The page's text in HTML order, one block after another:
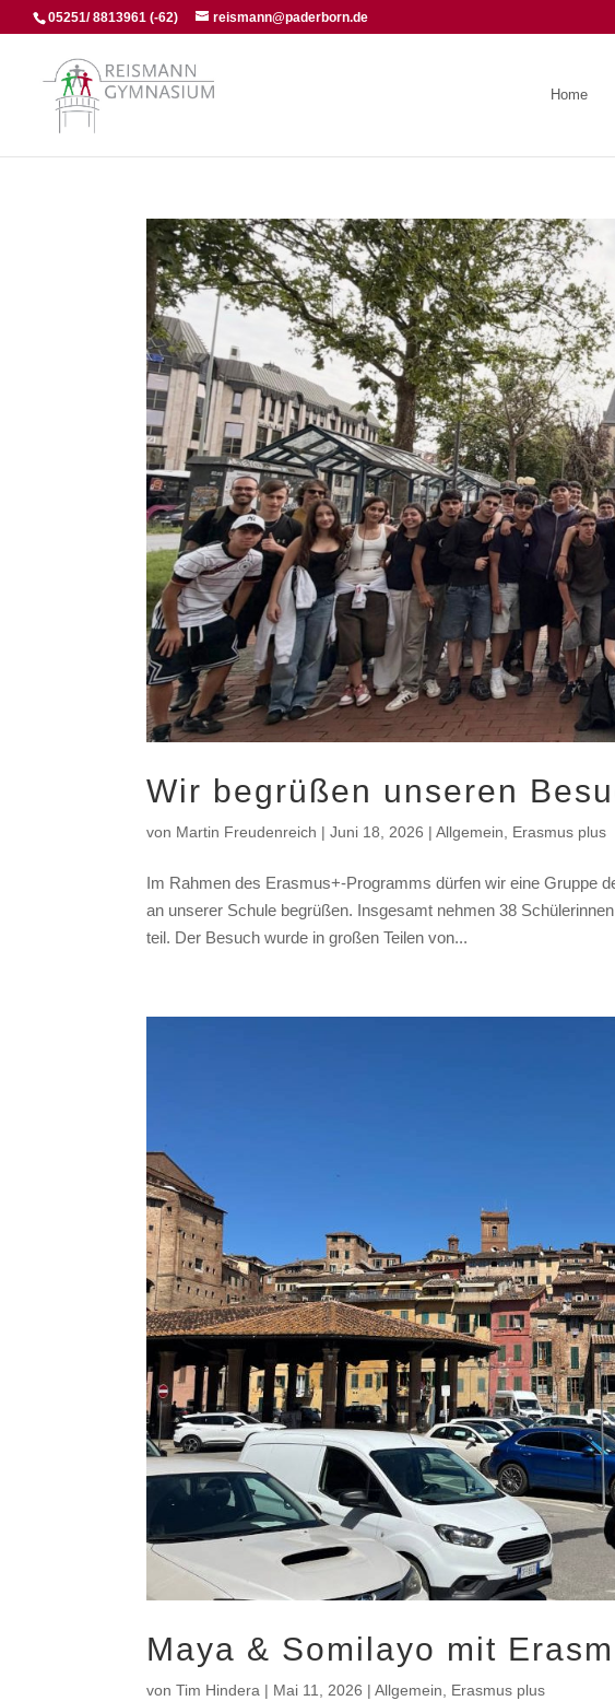
05251/ 8813961 (-62) reismann@paderborn.de
Home
Wir begrüßen unseren
von Martin Freudenreich |Juni 18, 2026 |Allgemein Erasmus plus
Im Rahmen des Erasmus+-Programms dürfen wir eine Gruppe
an unserer Schule begrüßen. Insgesamt nehmen 38
teil. Der Besuch wurde in großen Teilen von...
Maya & Somilayo mit
vonTim Hindera | Mai 11, 2026 |Allgemein, Erasmus plus